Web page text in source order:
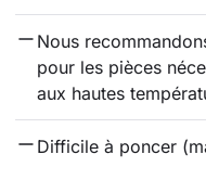
Nous
pour les pièces
aux hautes
Difficile à poncer